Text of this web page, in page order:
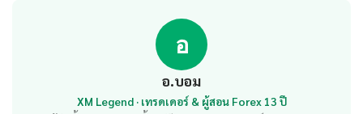
อ
อ.บอม
XM Legend · เทรดเดอร์ & ผู้สอน Forex 13 ปี